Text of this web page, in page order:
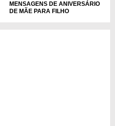
MENSAGENS DE ANIVERSÁRIO
DE MÃE PARA FILHO